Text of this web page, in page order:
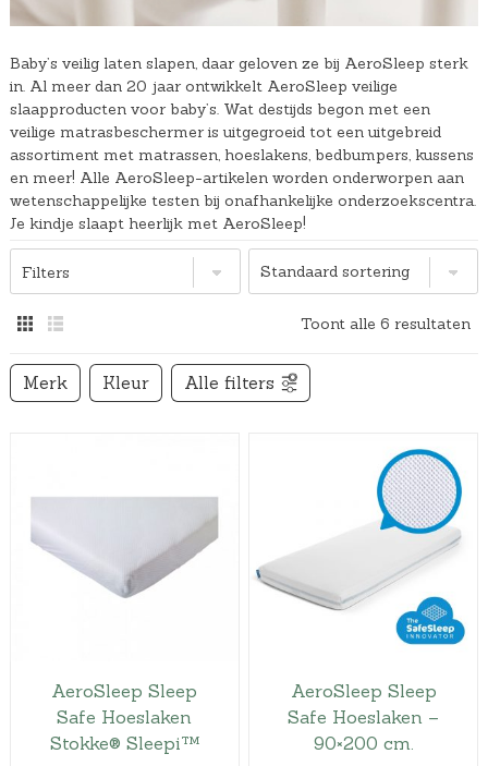
Baby’s veilig laten slapen, daar geloven ze bij AeroSleep sterk
in. Al meer dan 20 jaar ontwikkelt AeroSleep veilige
slaapproducten voor baby’s. Wat destijds begon met een
veilige matrasbeschermer is uitgegroeid tot een uitgebreid
assortiment met matrassen, hoeslakens, bedbumpers, kussens
en meer! Alle AeroSleep-artikelen worden onderworpen aan
wetenschappelijke testen bij onafhankelijke onderzoekscentra.
Je kindje slaapt heerlijk met AeroSleep!
Filters
Toont alle 6 resultaten
Merk Kleur Alle filters
AeroSleep Sleep
Safe Hoeslaken
Stokke® Sleepi™
AeroSleep Sleep
Safe Hoeslaken –
90×200 cm.